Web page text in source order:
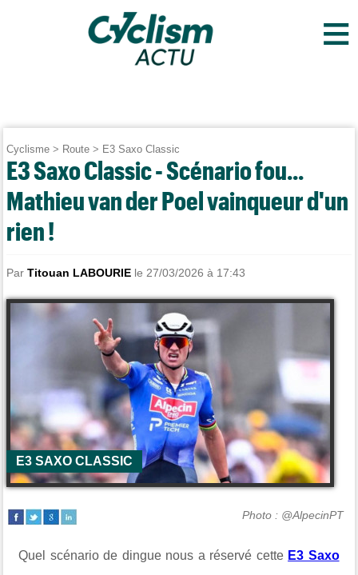
≡
Cyclisme > Route > E3 Saxo Classic
E3 Saxo Classic - Scénario fou...
Mathieu van der Poel vainqueur d'un
rien !
ParTitouan LABOURIE le 27/03/2026 à 17:43
E3 SAXO CLASSIC
Photo : @AlpecinPT
Quel scénario de dingue nous a réservé cette E3 Saxo